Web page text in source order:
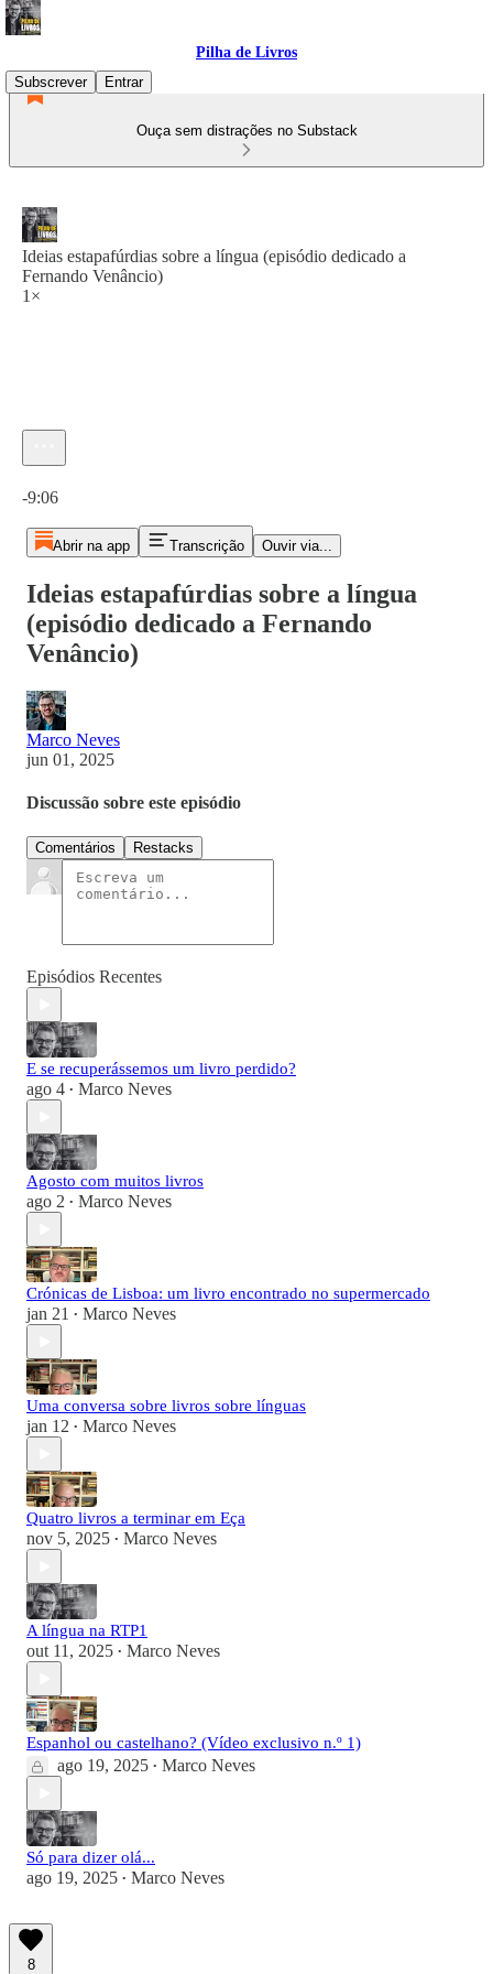
Pilha de Livros
Subscrever
Entrar
Ouça sem distrações no Substack
Ideias estapafúrdias sobre a língua (episódio dedicado a
Fernando Venâncio)
1×
-9:06
Abrir na app Transcrição Ouvir via...
Ideias estapafúrdias sobre a língua
(episódio dedicado a Fernando
Venâncio)
Marco Neves
jun 01, 2025
Discussão sobre este episódio
Comentários Restacks
Episódios Recentes
E se recuperássemos um livro perdido?
ago 4 • Marco Neves
Agosto com muitos livros
ago 2 • Marco Neves
Crónicas de Lisboa: um livro encontrado no supermercado
jan 21 • Marco Neves
Uma conversa sobre livros sobre línguas
jan 12 • Marco Neves
Quatro livros a terminar em Eça
nov 5, 2025 • Marco Neves
A língua na RTP1
out 11, 2025 • Marco Neves
Espanhol ou castelhano? (Vídeo exclusivo n.º 1)
ago 19, 2025 • Marco Neves
Só para dizer olá...
ago 19, 2025 • Marco Neves
8